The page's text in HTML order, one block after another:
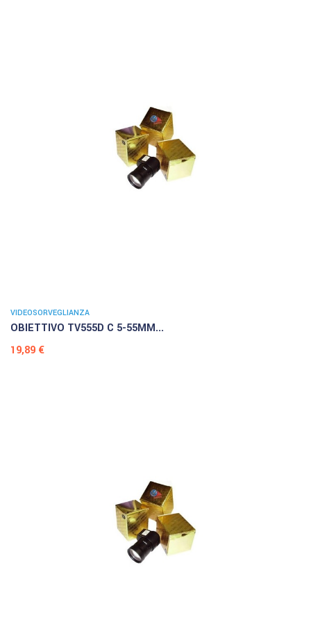
VIDEOSORVEGLIANZA
OBIETTIVO TV555D C 5-55MM...
Prezzo
19,89 €